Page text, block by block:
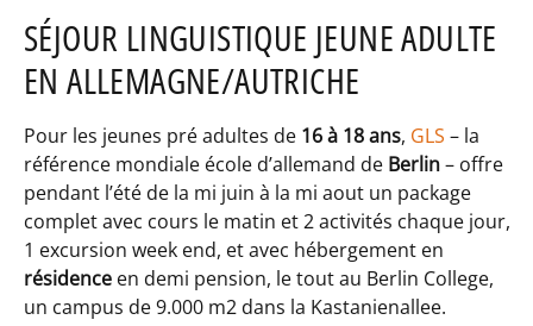
SÉJOUR LINGUISTIQUE JEUNE ADULTE
EN ALLEMAGNE/AUTRICHE
Pour les jeunes pré adultes de 16 à 18 ans, GLS – la
référence mondiale école d’allemand de Berlin– offre
pendant l’été de la mi juin à la mi aout un package
complet avec cours le matin et 2 activités chaque jour,
1 excursion week end, et avec hébergement en
résidence en demi pension, le tout au Berlin College,
un campus de 9.000 m2 dans la Kastanienallee.